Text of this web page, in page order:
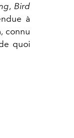
, Bird
à
, connu
quoi